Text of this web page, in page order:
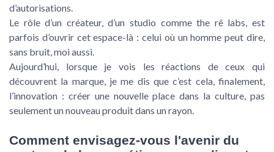
d’autorisations.
Le rôle d’un créateur, d’un studio comme the rê labs, est
parfois d’ouvrir cet espace-là : celui où un homme peut dire,
sans bruit, moi aussi.
Aujourd’hui, lorsque je vois les réactions de ceux qui
découvrent la marque, je me dis que c’est cela, finalement,
l’innovation : créer une nouvelle place dans la culture, pas
seulement un nouveau produit dans un rayon.
Comment envisagez-vous l'avenir du